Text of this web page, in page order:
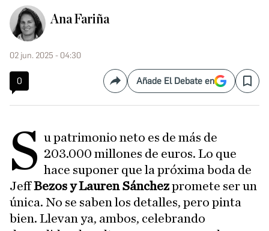
Ana Fariña
02 jun. 2025 - 04:30
0 CompartirAñade El Debate en Save
S u patrimonio neto es de más de
203.000 millones de euros. Lo que
hace suponer que la próxima boda de
JeffBezos y Lauren Sánchezpromete ser un
única. No se saben los detalles, pero pinta
bien. Llevan ya, ambos, celebrando